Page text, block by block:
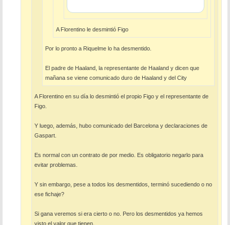
A Florentino le desmintió Figo
Por lo pronto a Riquelme lo ha desmentido.
El padre de Haaland, la representante de Haaland y dicen que
mañana se viene comunicado duro de Haaland y del City
A Florentino en su día lo desmintió el propio Figo y el representante de
Figo.
Y luego, además, hubo comunicado del Barcelona y declaraciones de
Gaspart.
Es normal con un contrato de por medio. Es obligatorio negarlo para
evitar problemas.
Y sin embargo, pese a todos los desmentidos, terminó sucediendo o no
ese fichaje?
Si gana veremos si era cierto o no. Pero los desmentidos ya hemos
visto el valor que tienen.